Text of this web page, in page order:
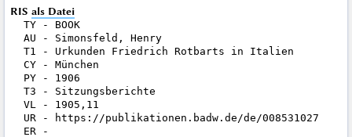
RIS als Datei
TY - BOOK
AU - Simonsfeld, Henry
T1 - Urkunden Friedrich Rotbarts in Italien
CY - München
PY - 1906
T3 - Sitzungsberichte
VL - 1905,11
UR - https://publikationen.badw.de/de/008531027